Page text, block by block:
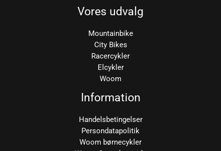
Vores udvalg
Mountainbike
City Bikes
Racercykler
Elcykler
Woom
Information
Handelsbetingelser
Persondatapolitik
Woom børnecykler